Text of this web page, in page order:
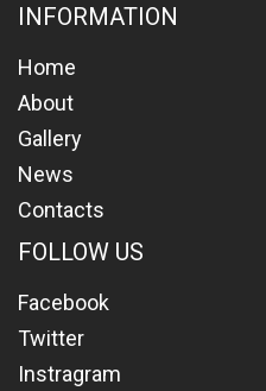
INFORMATION
Home
About
Gallery
News
Contacts
FOLLOW US
Facebook
Twitter
Instragram